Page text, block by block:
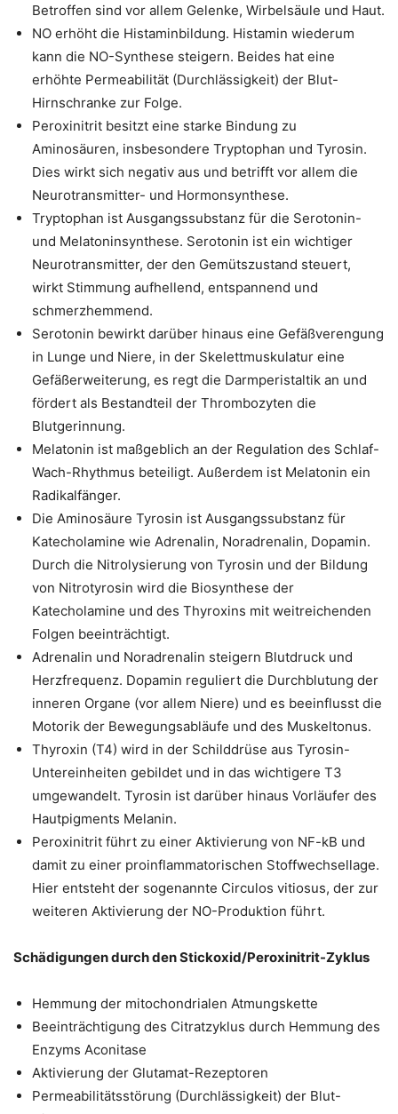
Betroffen sind vor allem Gelenke, Wirbelsäule und Haut.
NO erhöht die Histaminbildung. Histamin wiederum
kann die NO-Synthese steigern. Beides hat eine
erhöhte Permeabilität (Durchlässigkeit) der Blut-
Hirnschranke zur Folge.
Peroxinitrit besitzt eine starke Bindung zu
Aminosäuren, insbesondere Tryptophan und Tyrosin.
Dies wirkt sich negativ aus und betrifft vor allem die
Neurotransmitter- und Hormonsynthese.
Tryptophan ist Ausgangssubstanz für die Serotonin-
und Melatoninsynthese. Serotonin ist ein wichtiger
Neurotransmitter, der den Gemütszustand steuert,
wirkt Stimmung aufhellend, entspannend und
schmerzhemmend.
Serotonin bewirkt darüber hinaus eine Gefäßverengung
in Lunge und Niere, in der Skelettmuskulatur eine
Gefäßerweiterung, es regt die Darmperistaltik an und
fördert als Bestandteil der Thrombozyten die
Blutgerinnung.
Melatonin ist maßgeblich an der Regulation des Schlaf-
Wach-Rhythmus beteiligt. Außerdem ist Melatonin ein
Radikalfänger.
Die Aminosäure Tyrosin ist Ausgangssubstanz für
Katecholamine wie Adrenalin, Noradrenalin, Dopamin.
Durch die Nitrolysierung von Tyrosin und der Bildung
von Nitrotyrosin wird die Biosynthese der
Katecholamine und des Thyroxins mit weitreichenden
Folgen beeinträchtigt.
Adrenalin und Noradrenalin steigern Blutdruck und
Herzfrequenz. Dopamin reguliert die Durchblutung der
inneren Organe (vor allem Niere) und es beeinflusst die
Motorik der Bewegungsabläufe und des Muskeltonus.
Thyroxin (T4) wird in der Schilddrüse aus Tyrosin-
Untereinheiten gebildet und in das wichtigere T3
umgewandelt. Tyrosin ist darüber hinaus Vorläufer des
Hautpigments Melanin.
Peroxinitrit führt zu einer Aktivierung von NF-kB und
damit zu einer proinflammatorischen Stoffwechsellage.
Hier entsteht der sogenannte Circulos vitiosus, der zur
weiteren Aktivierung der NO-Produktion führt.
Schädigungen durch den Stickoxid/Peroxinitrit-Zyklus
Hemmung der mitochondrialen Atmungskette
Beeinträchtigung des Citratzyklus durch Hemmung des
Enzyms Aconitase
Aktivierung der Glutamat-Rezeptoren
Permeabilitätsstörung (Durchlässigkeit) der Blut-